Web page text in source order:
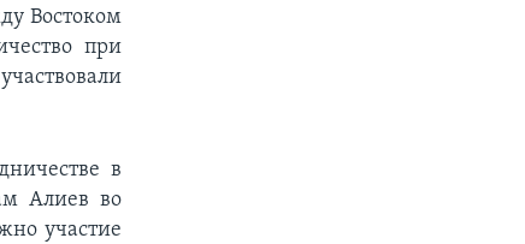
Востоком
при
в
Алиев во
участие